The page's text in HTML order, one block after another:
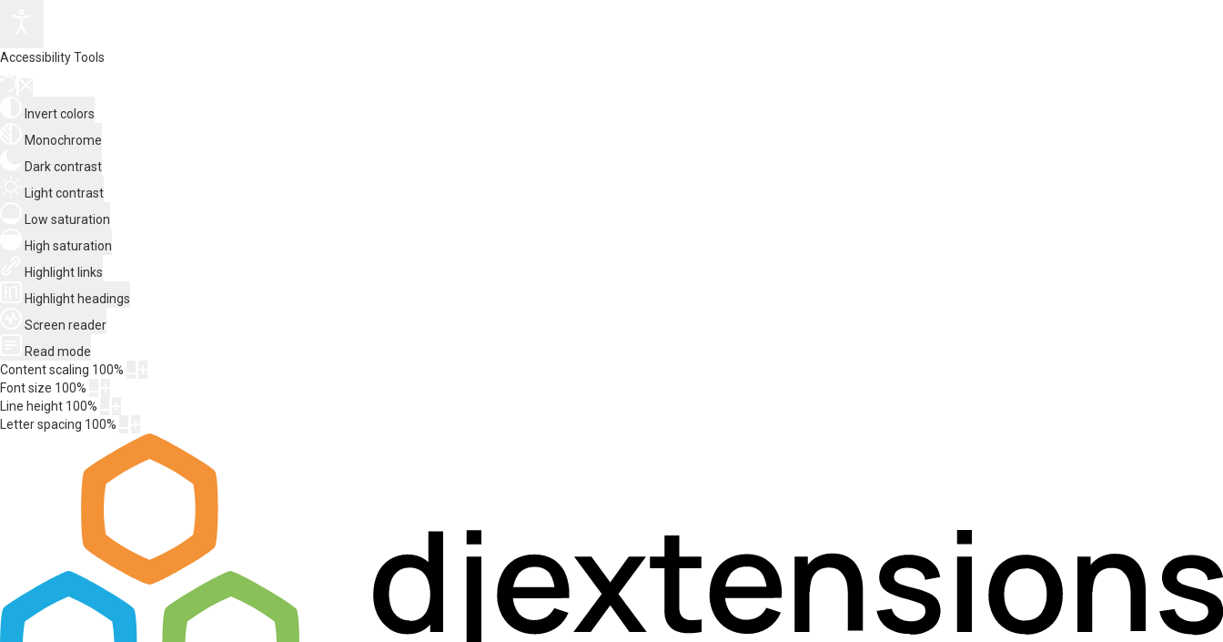
Accessibility Tools
Invert colors
Monochrome
Dark contrast
Light contrast
Low saturation
High saturation
Highlight links
Highlight headings
Screen reader
Read mode
Content scaling 100%
Font size 100%
Line height 100%
Letter spacing 100%